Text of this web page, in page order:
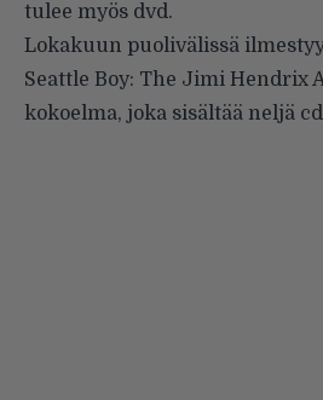
tulee myös dvd.
Lokakuun puolivälissä
Seattle Boy: The Jimi Hendrix
kokoelma, joka sisältää neljä